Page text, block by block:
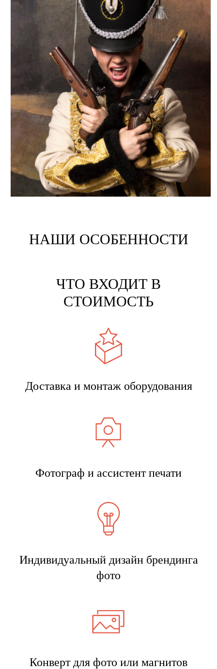
НАШИ ОСОБЕННОСТИ
ЧТО ВХОДИТ В
СТОИМОСТЬ
Доставка и монтаж оборудования
Фотограф и ассистент печати
Индивидуальный дизайн брендинга
фото
Конверт для фото или магнитов